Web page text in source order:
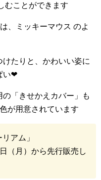
むことができます
、ミッキーマウス のよ
たりと、かわいい姿に
い❤︎
「きせかえカバー」も
色が用意されています
アム」
日（月）から先行販売し